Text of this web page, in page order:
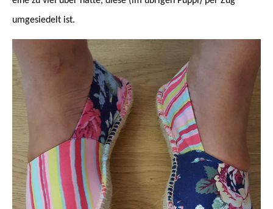
umgesiedelt ist.